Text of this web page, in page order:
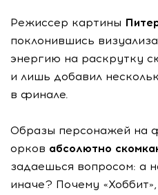
Режиссер картины
поклонившись
энергию на раскрутку
и лишь добавил
в финале.
Образы персонажей на
орков абсолютно
задаешься вопросом: а
иначе? Почему